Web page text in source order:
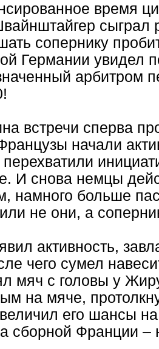
время
сыграл
сопернику
Германии увидел
арбитром
встречи сперва
начали
И снова немцы
намного больше
не они, а
активность,
чего сумел
мяч с головы у
на мяче,
его шансы на
сборной Франции